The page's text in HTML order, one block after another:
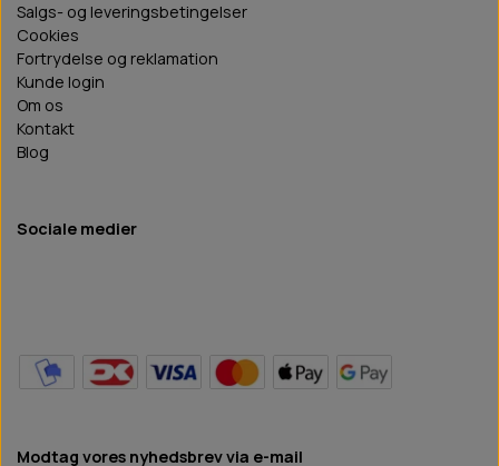
Salgs- og leveringsbetingelser
Cookies
Fortrydelse og reklamation
Kunde login
Om os
Kontakt
Blog
Sociale medier
Modtag vores nyhedsbrev via e-mail